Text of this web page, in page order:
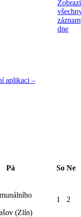
dne
aplikaci –
Pá So Ne
(Zlín)
1 2